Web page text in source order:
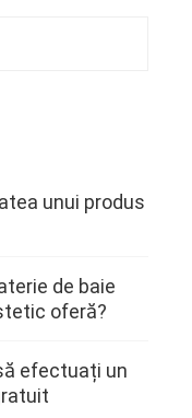
unui produs
de baie
oferă?
efectuați un